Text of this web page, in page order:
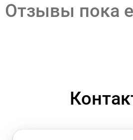
Отзывы пока